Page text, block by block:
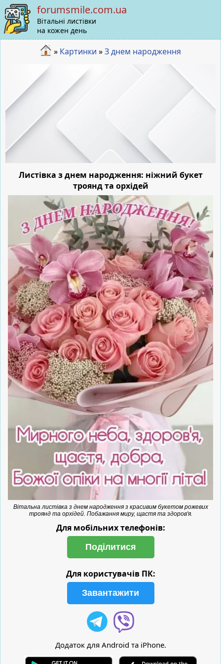
forumsmile.com.ua
Вітальні листівки
на кожен день
» Картинки »З днем народження
Листівка з днем народження: ніжний букет
троянд та орхідей
Вітальна листівка з днем народження з красивим букетом рожевих
троянд та орхідей. Побажання миру, щастя та здоров'я.
Для мобільних телефонів:
Поділитися
Для користувачів ПК:
Завантажити
Додаток для Android та iPhone.